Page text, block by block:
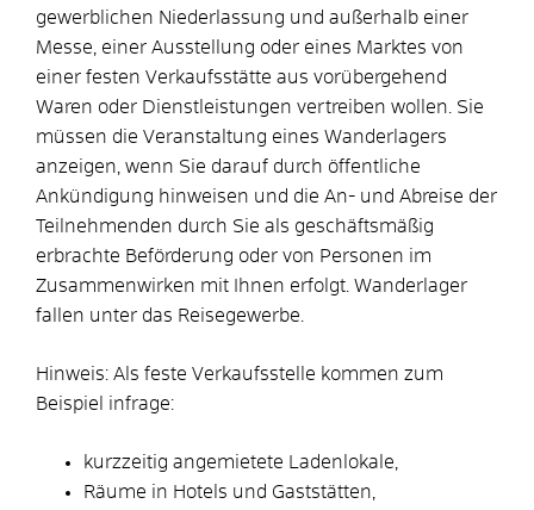
gewerblichen Niederlassung und außerhalb einer
Messe, einer Ausstellung oder eines Marktes von
einer festen Verkaufsstätte aus vorübergehend
Waren oder Dienstleistungen vertreiben wollen. Sie
müssen die Veranstaltung eines Wanderlagers
anzeigen, wenn Sie darauf durch öffentliche
Ankündigung hinweisen und die An- und Abreise der
Teilnehmenden durch Sie als geschäftsmäßig
erbrachte Beförderung oder von Personen im
Zusammenwirken mit Ihnen erfolgt. Wanderlager
fallen unter das Reisegewerbe.
Hinweis: Als feste Verkaufsstelle kommen zum
Beispiel infrage:
kurzzeitig angemietete Ladenlokale,
Räume in Hotels und Gaststätten,